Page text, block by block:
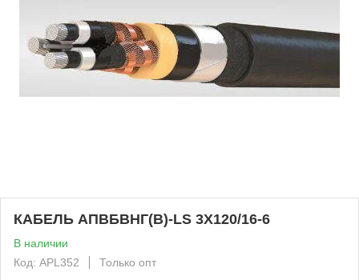
КАБЕЛЬ АПВБВНГ(B)-LS 3Х120/16-6
В наличии
Код: APL352
Только опт